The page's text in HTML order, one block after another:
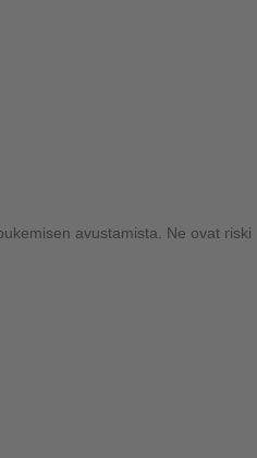
avustamista. Ne ovat riski